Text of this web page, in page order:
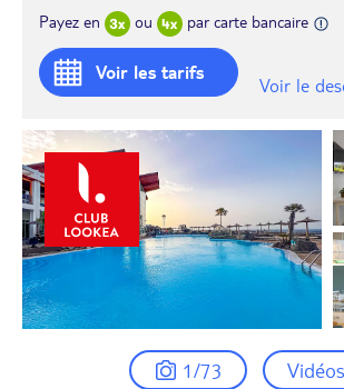
Payez en
ou par carte bancaire
Voir les tarifs
Voir le
1/73 Vidéos